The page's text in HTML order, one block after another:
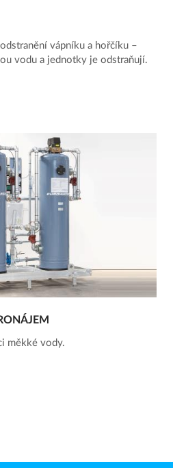
vápníku a hořčíku –
vodu a jednotky je odstraňují.
měkké vody.